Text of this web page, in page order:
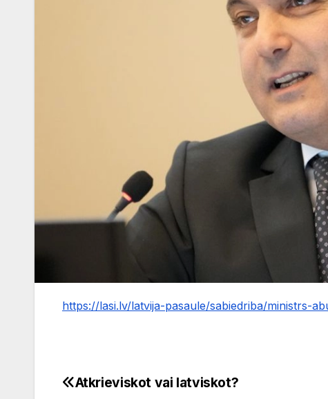
https://lasi.lv/latvija-pasaule/sabiedriba/ministrs-
Ziņu
Atkrieviskot vai latviskot?